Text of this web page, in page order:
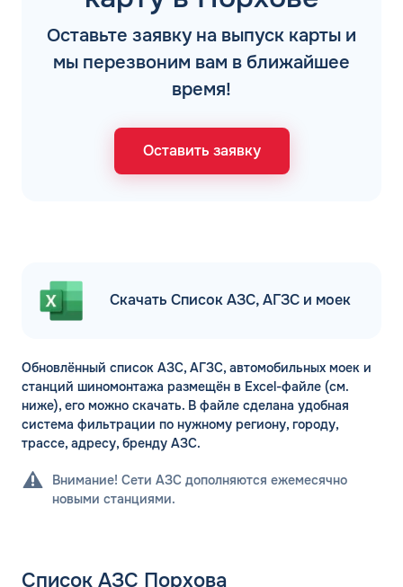
Оставьте заявку на выпуск карты и
мы перезвоним вам в ближайшее
время!
Оставить заявку
Скачать Список АЗС, АГЗС и моек
Обновлённый список АЗС, АГЗС, автомобильных моек и
станций шиномонтажа размещён в Excel-файле (см.
ниже), его можно скачать. В файле сделана удобная
система фильтрации по нужному региону, городу,
трассе, адресу, бренду АЗС.
Внимание! Сети АЗС дополняются ежемесячно
новыми станциями.
Список АЗС Порхова